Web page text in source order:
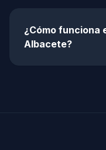
¿Cómo funciona
Albacete?